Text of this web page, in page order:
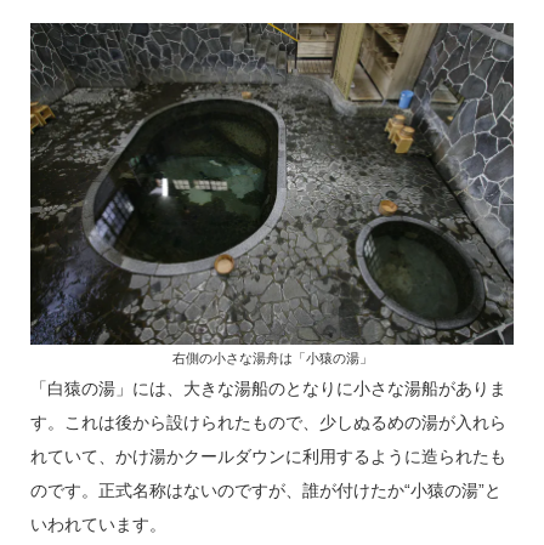
右側の小さな湯舟は「小猿の湯」
「白猿の湯」には、大きな湯船のとなりに小さな湯船がありま
す。これは後から設けられたもので、少しぬるめの湯が入れら
れていて、かけ湯かクールダウンに利用するように造られたも
のです。正式名称はないのですが、誰が付けたか“小猿の湯”と
いわれています。